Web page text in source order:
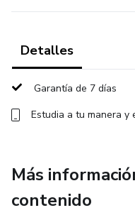
Detalles
Garantía de 7 días
Estudia a tu manera y
Más
contenido